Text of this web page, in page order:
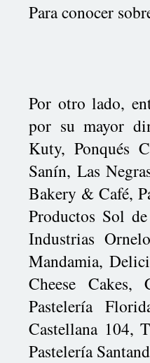
Para conocer
Por otro lado,
por su mayor
Kuty, Ponqués
Sanín, Las
Bakery & Café,
Productos Sol
Industrias
Mandamia,
Cheese Cakes,
Pastelería
Castellana 104,
Pastelería